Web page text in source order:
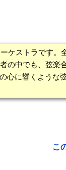
ケストラです。
の中でも、弦楽
心に響くような
こ